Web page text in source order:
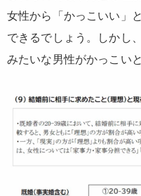
女性から「かっこいい」
できるでしょう。しかし
みたいな男性がかっこい